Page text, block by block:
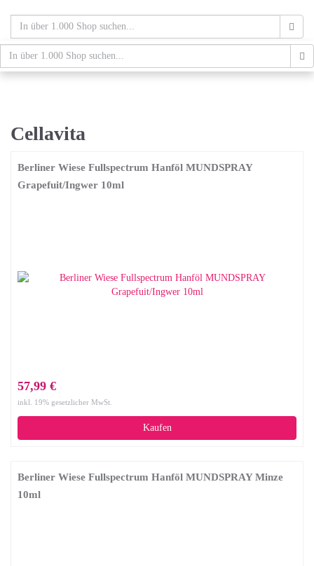
content
schaufenster.de
Cellavita
Berliner Wiese Fullspectrum Hanföl MUNDSPRAY
Grapefuit/Ingwer 10ml
57,99 €
inkl. 19% gesetzlicher MwSt.
Kaufen
Berliner Wiese Fullspectrum Hanföl MUNDSPRAY Minze
10ml